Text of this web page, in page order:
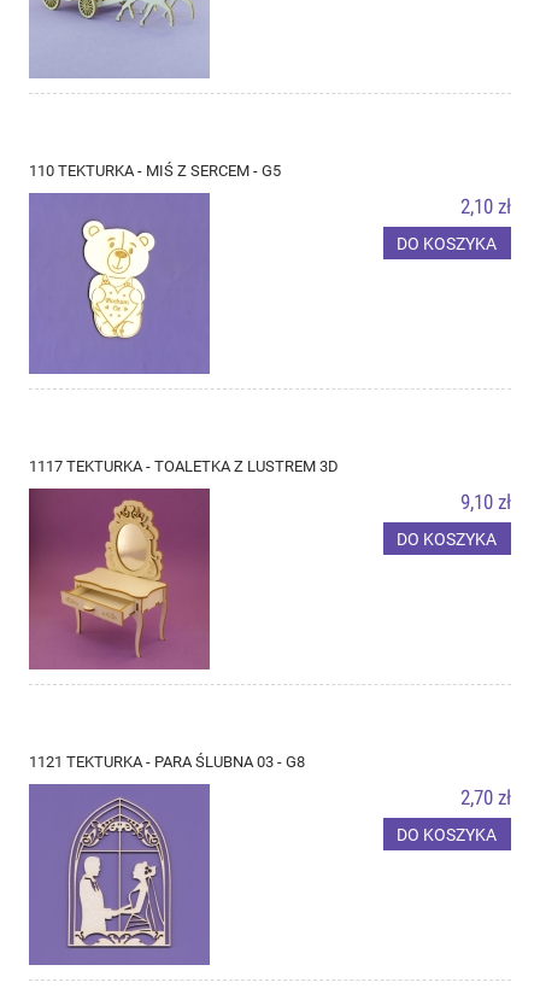
110 TEKTURKA - MIŚ Z SERCEM - G5
2,10 zł
DO KOSZYKA
1117 TEKTURKA - TOALETKA Z LUSTREM 3D
9,10 zł
DO KOSZYKA
1121 TEKTURKA - PARA ŚLUBNA 03 - G8
2,70 zł
DO KOSZYKA